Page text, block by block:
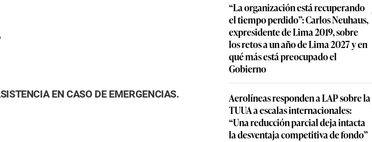
“La organización está
el tiempo perdido”: Carlos
expresidente de Lima 2019,
los retos a un año de Lima
qué más está preocupado el
Gobierno
Aerolíneas responden a LAP
TUUA a escalas
“Una reducción parcial deja
la desventaja competitiva